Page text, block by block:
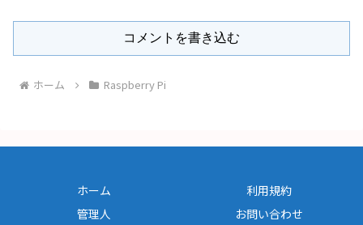
コメントを書き込む
ホーム Raspberry Pi
ホーム
利用規約
管理人
お問い合わせ